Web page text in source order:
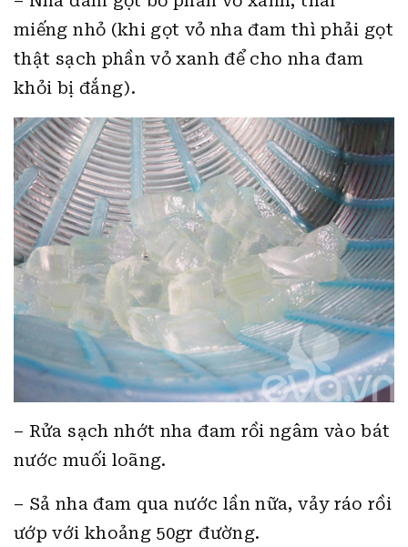
miếng nhỏ (khi gọt vỏ nha đam thì phải gọt
thật sạch phần vỏ xanh để cho nha đam
khỏi bị đắng).
– Rửa sạch nhớt nha đam rồi ngâm vào bát
nước muối loãng.
– Sả nha đam qua nước lần nữa, vảy ráo rồi
ướp với khoảng 50gr đường.